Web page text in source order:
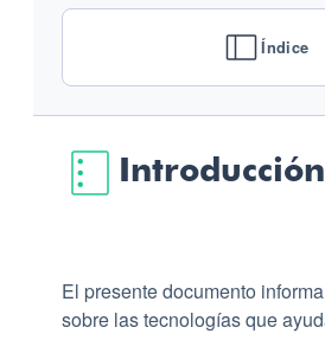
Índice
Introducción
El presente documento
sobre las tecnologías que